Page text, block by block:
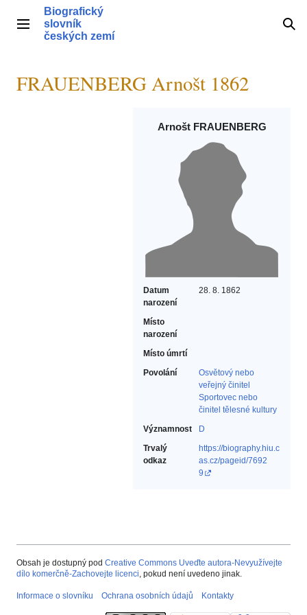
obsahHlavní menu
Biografický
slovník
českých zemí
FRAUENBERG Arnošt 1862
Arnošt FRAUENBERG
Datum
narození
28. 8. 1862
Místo
narození
Místo úmrtí
Povolání
Osvětový nebo
veřejný činitel‎
Sportovec nebo
činitel tělesné kultury‎
Významnost
D
Trvalý
odkaz
https://biography.hiu.c
as.cz/pageid/7692
9
Obsah je dostupný pod Creative Commons Uveďte autora-Nevyužívejte
dílo komerčně-Zachovejte licenci, pokud není uvedeno jinak.
Informace o slovníku Ochrana osobních údajů Kontakty